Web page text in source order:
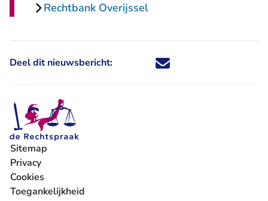
Rechtbank Overijssel
Deel dit nieuwsbericht: Deel dit nieuwsbericht via X -
Deel dit nieuwsbericht via
Deel dit nieuwsbericht
Deel dit
Sitemap
Privacy
Cookies
Toegankelijkheid